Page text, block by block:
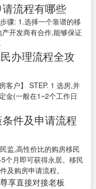
流程有哪些
骤: 1.选择一个靠谱的移
开发商有合作,能够保证
办理流程全攻
客户】 STEP. 1 选房,并
金(一般在1~2个工作日
件及申请流程
监,高性价比的购房移民
个月即可获得永居。移民
及购房申请流程。
享直接对接老板